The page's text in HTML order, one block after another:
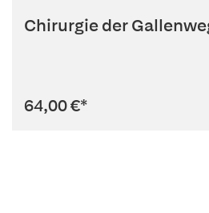
Chirurgie der
64,00 €*